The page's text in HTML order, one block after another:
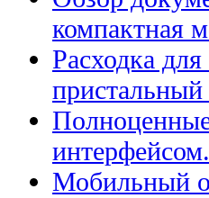
компактная
Расходка
пристальный
Мобильный